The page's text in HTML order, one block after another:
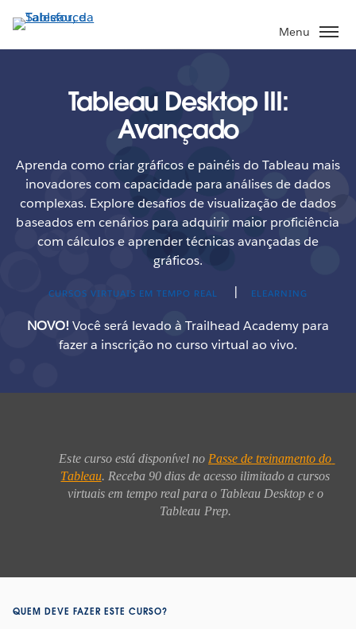
Pular
para
o
Menu
Tableau Desktop III:
Avançado
Aprenda como criar gráficos e painéis do Tableau mais
inovadores com capacidade para análises de dados
complexas. Explore desafios de visualização de dados
baseados em cenários para adquirir maior proficiência
com cálculos e aprender técnicas avançadas de
gráficos.
CURSOS VIRTUAIS EM TEMPO REAL | ELEARNING
NOVO! Você será levado à Trailhead Academy para
fazer a inscrição no curso virtual ao vivo.
Este curso está disponível no Passe de treinamento do
Tableau. Receba 90 dias de acesso ilimitado a cursos
virtuais em tempo real para o Tableau Desktop e o
Tableau Prep.
QUEM DEVE FAZER ESTE CURSO?